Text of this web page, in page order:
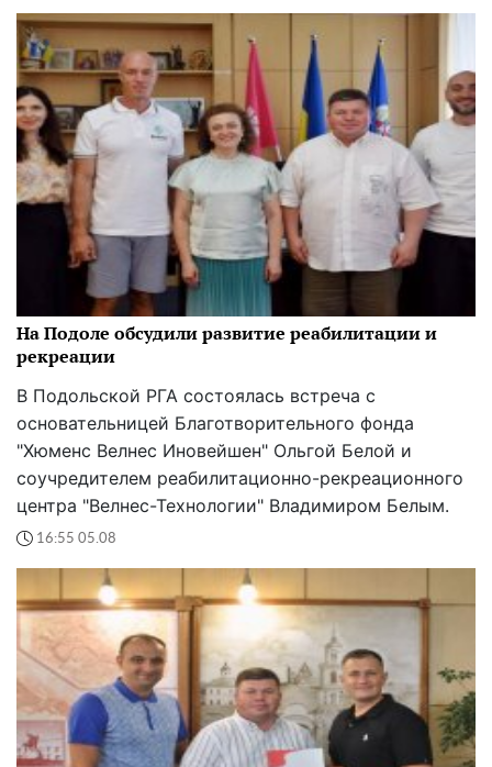
На Подоле обсудили развитие реабилитации и
рекреации
В Подольской РГА состоялась встреча с
основательницей Благотворительного фонда
"Хюменс Велнес Иновейшен" Ольгой Белой и
соучредителем реабилитационно-рекреационного
центра "Велнес-Технологии" Владимиром Белым.
16:55 05.08